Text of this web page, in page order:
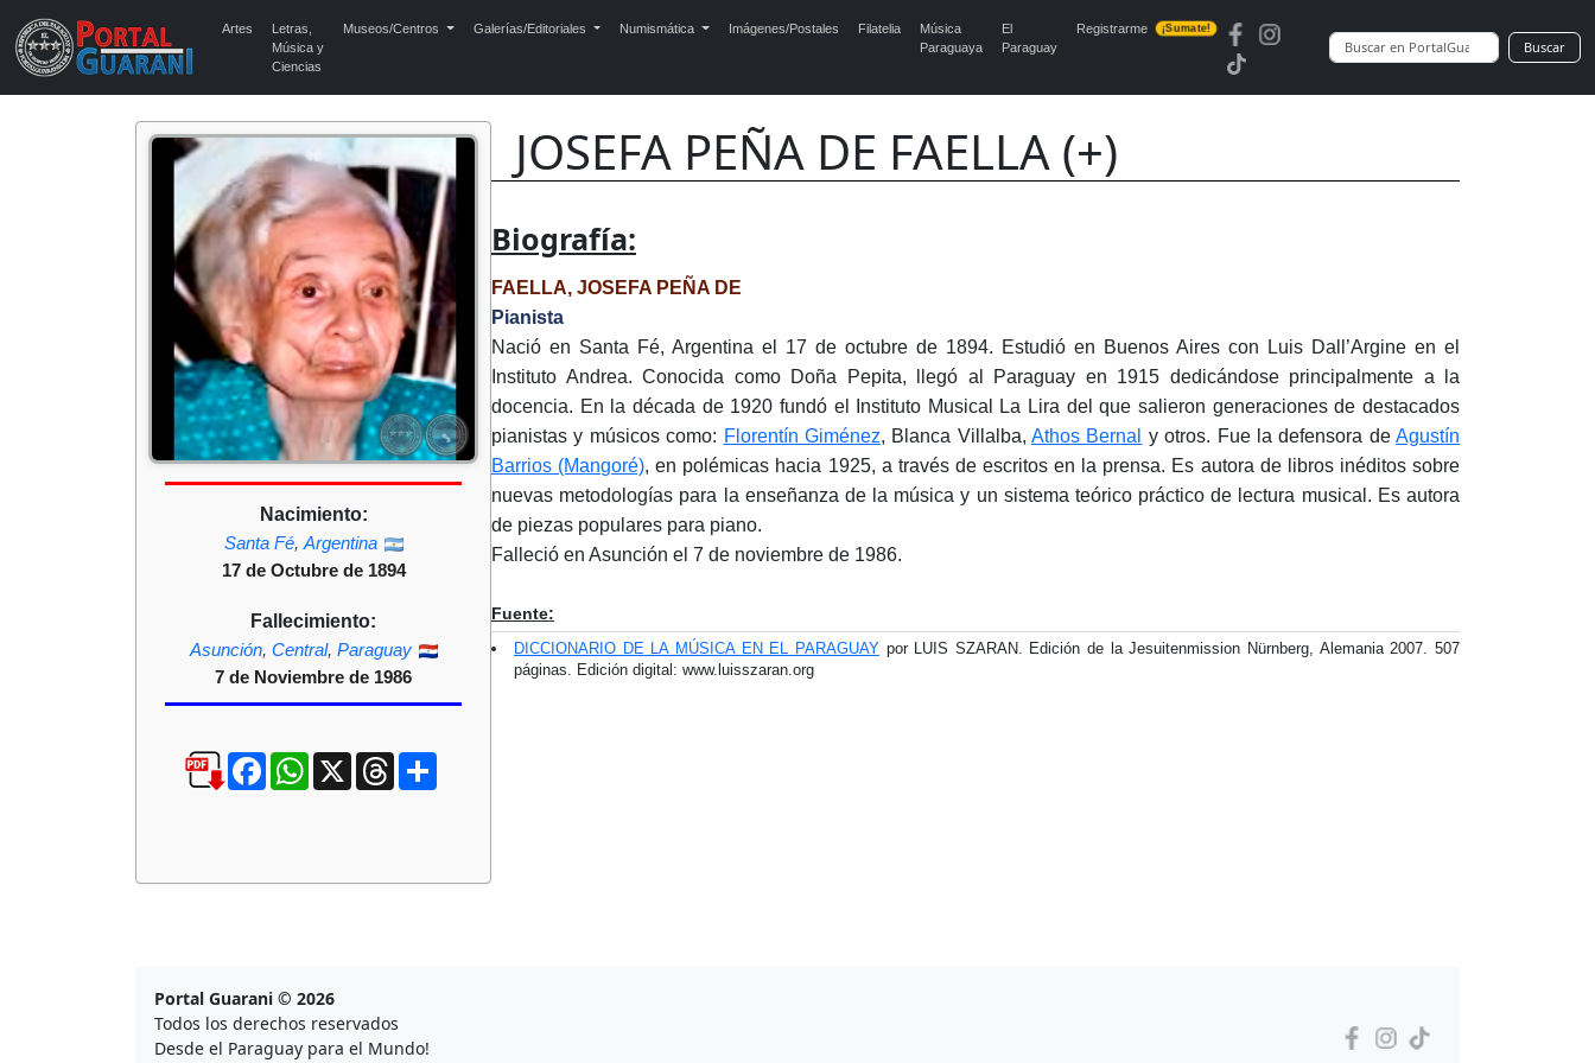
Artes
Letras,
Música y
Ciencias
Museos/Centros Galerías/Editoriales Numismática Imágenes/Postales Filatelia
Música
Paraguaya
El
Paraguay
Registrarme ¡Sumate!
Buscar
JOSEFA PEÑA DE FAELLA (+)
Nacimiento:
Santa Fé, Argentina
17 de Octubre de 1894
Fallecimiento:
Asunción, Central, Paraguay
7 de Noviembre de 1986
FacebookWhatsApp
X ThreadsCompartir
Biografía:
FAELLA, JOSEFA PEÑA DE
Pianista
Nació en Santa Fé, Argentina el 17 de octubre de 1894. Estudió en Buenos Aires con Luis Dall’Argine en el
Instituto Andrea. Conocida como Doña Pepita, llegó al Paraguay en 1915 dedicándose principalmente a la
docencia. En la década de 1920 fundó el Instituto Musical La Lira del que salieron generaciones de destacados
pianistas y músicos como: Florentín Giménez, Blanca Villalba, Athos Bernal y otros. Fue la defensora de Agustín
Barrios (Mangoré), en polémicas hacia 1925, a través de escritos en la prensa. Es autora de libros inéditos sobre
nuevas metodologías para la enseñanza de la música y un sistema teórico práctico de lectura musical. Es autora
de piezas populares para piano.
Falleció en Asunción el 7 de noviembre de 1986.
Fuente:
DICCIONARIO DE LA MÚSICA EN EL PARAGUAYpor LUIS SZARAN. Edición de la Jesuitenmission Nürnberg, Alemania 2007. 507
páginas. Edición digital: www.luisszaran.org
Portal Guarani © 2026
Todos los derechos reservados
Desde el Paraguay para el Mundo!